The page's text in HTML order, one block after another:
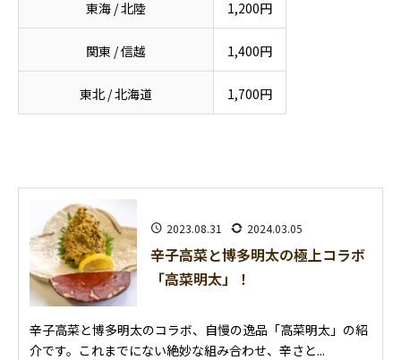
東海 / 北陸 1,200円
関東 / 信越 1,400円
東北 / 北海道 1,700円
2023.08.31 2024.03.05
辛子高菜と博多明太の極上コラボ
「高菜明太」！
辛子高菜と博多明太のコラボ、自慢の逸品「高菜明太」の紹
介です。これまでにない絶妙な組み合わせ、辛さと...